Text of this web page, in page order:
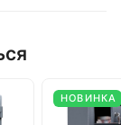
НОВИНКА